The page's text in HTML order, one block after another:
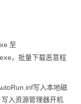
至
，批量下载恶意程
写入本地磁
入资源管理器开机